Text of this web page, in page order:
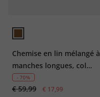
Chemise en lin mélangé à
manches longues, col
montant et coupe Modern
Fit - jusqu'au 8XL
- 70%
€ 59,99 € 17,99